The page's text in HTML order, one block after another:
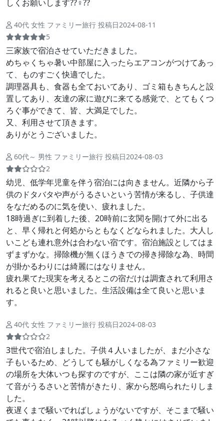
しくお願いします??‍♀️??
40代 女性 ファミリー旅行 投稿日2024-08-11
5
三家族で宿泊させていただきました。
めちゃくちゃ暑い中部屋に入ったらエアコンがつけてあっ
て、ものすごく快適でした。
調理器具も、食器も全ておいてあり、ゴミ箱もきちんと設
置してあり、友達の家に遊びに来てる感覚で、とてもくつ
ろぐ事ができて、皆、大満足でした。
又、利用させて頂きます。
ありがとうございました。
60代～ 男性 ファミリー旅行 投稿日2024-08-03
2
幼児、低学年児童を伴う宿泊には向きません。近隣から子
供のドタバタや声がうるさいという苦情が来るし、子供達
をなだめるのに気を使い、疲れました。
18時過ぎに到着した後、20時前に玄関を開けて外に出る
と、早く帰れと何処からともなくどなられました。大人し
いこども連れ意外は合わない宿です。宿泊施設としてはま
ずまずかな。掃除機が無くほうきでの掃き掃除な為、時間
が掛かるわりには綺麗にはなりません。
疲れ果てた現実を考えるとこの宿だけは調査されて利用さ
れると良いと思いました。生活設備は全て良いと思いま
す。
40代 女性 ファミリー旅行 投稿日2024-08-03
2
3世代で宿泊しました。子供４人いましたが、まだ小さな
子もいるため、どうしても騒がしくなる為ファミリー歓迎
の場所を大体いつも探すのですが、ここは隣の家が近すぎ
て音がうるさいと苦情がきたり、家から怒鳴られたりしま
した。
夜遅くまで騒いでればしょうがないですが、そこまで騒い